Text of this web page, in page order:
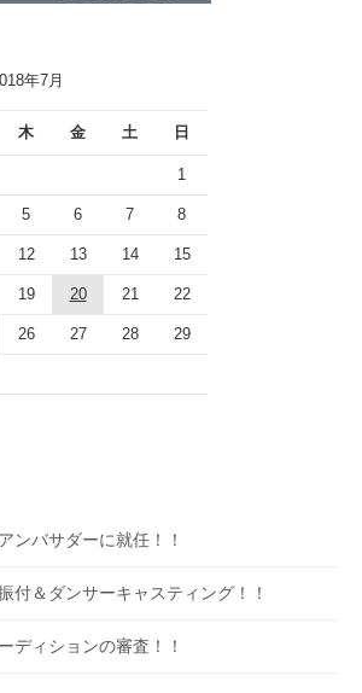
年7月
木 金 土 日
1
5 6 7 8
12 13 14 15
19 20 21 22
26 27 28 29
バサダーに就任！！
付＆ダンサーキャスティング！！
ディションの審査！！